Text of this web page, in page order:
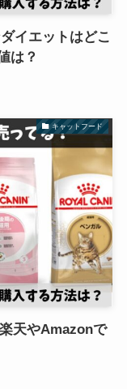
イエットはどこ
は？
キャットフード
天やAmazonで